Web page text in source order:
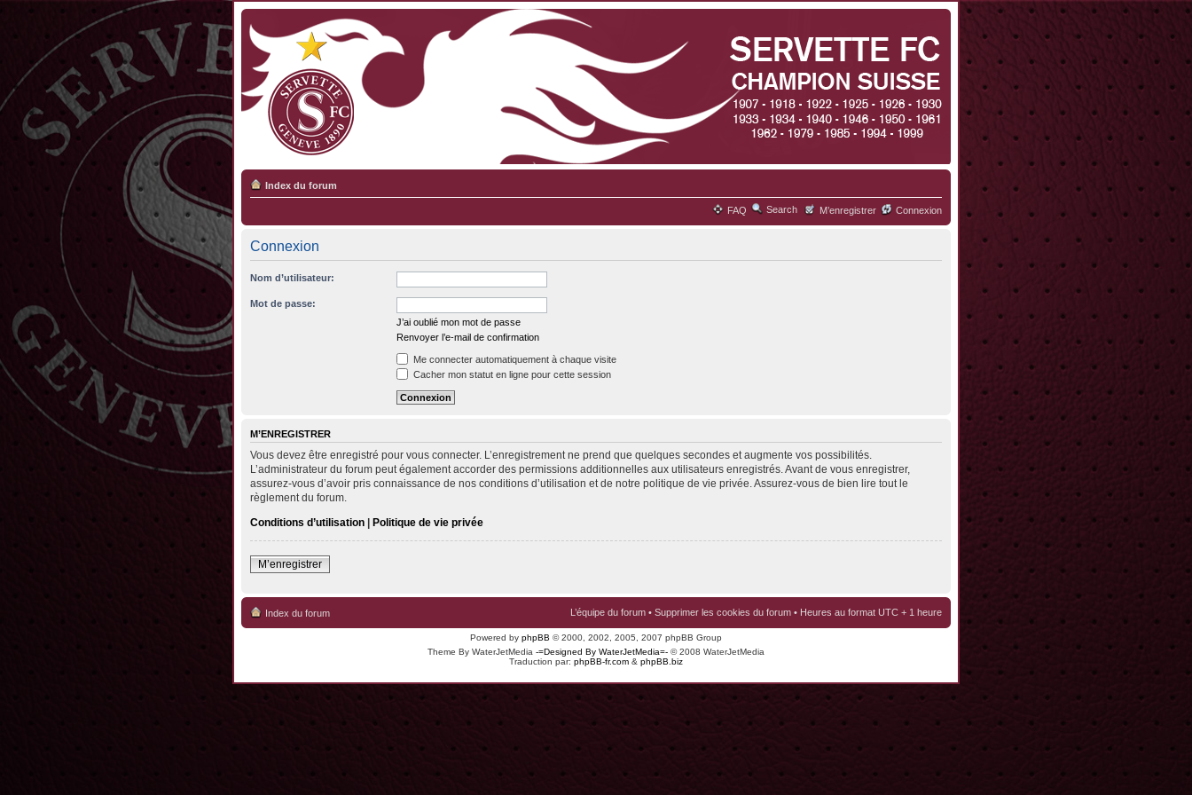
Index du forum
FAQ Search M’enregistrer Connexion
Connexion
Nom d’utilisateur:
Mot de passe:
J’ai oublié mon mot de passe
Renvoyer l’e-mail de confirmation
Me connecter automatiquement à chaque visite
Cacher mon statut en ligne pour cette session
M’ENREGISTRER
Vous devez être enregistré pour vous connecter. L’enregistrement ne prend que quelques secondes et augmente vos possibilités.
L’administrateur du forum peut également accorder des permissions additionnelles aux utilisateurs enregistrés. Avant de vous enregistrer,
assurez-vous d’avoir pris connaissance de nos conditions d’utilisation et de notre politique de vie privée. Assurez-vous de bien lire tout le
règlement du forum.
Conditions d’utilisation | Politique de vie privée
M’enregistrer
Index du forum L’équipe du forum • Supprimer les cookies du forum • Heures au format UTC + 1 heure
Powered by phpBB © 2000, 2002, 2005, 2007 phpBB Group
Theme By WaterJetMedia -=Designed By WaterJetMedia=- © 2008 WaterJetMedia
Traduction par: phpBB-fr.com & phpBB.biz